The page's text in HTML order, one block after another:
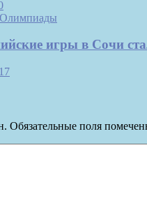
игры в Сочи
17
Обязательные поля